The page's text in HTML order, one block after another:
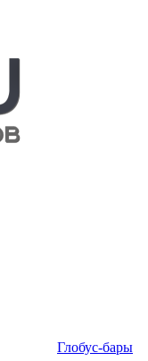
Глобус-бары